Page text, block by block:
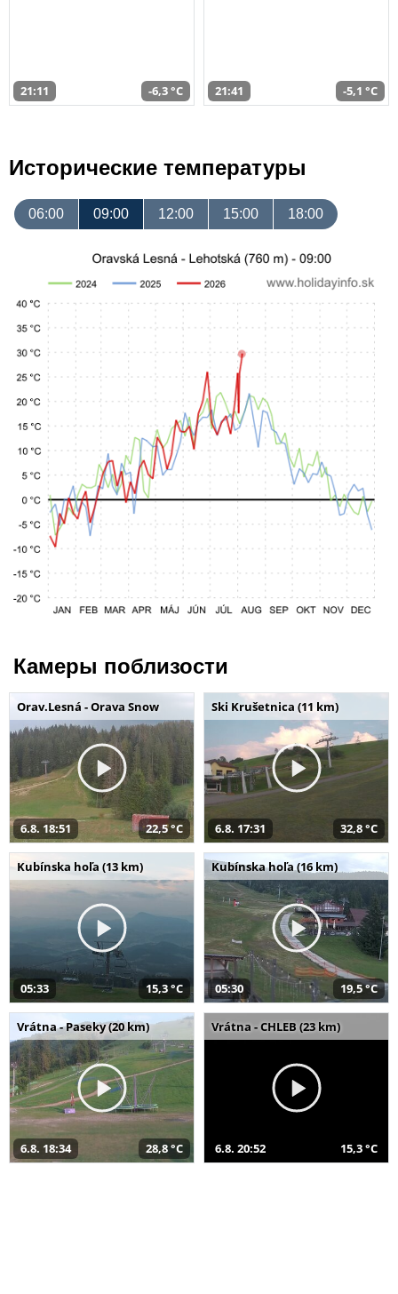
21:11 -6,3 °C 21:41 -5,1 °C
Исторические температуры
06:00 09:00 12:00 15:00 18:00
Камеры поблизости
Orav.Lesná - Orava Snow
6.8. 18:51 22,5 °C
Ski Krušetnica (11 km)
6.8. 17:31 32,8 °C
Kubínska hoľa (13 km)
05:33 15,3 °C
Kubínska hoľa (16 km)
05:30 19,5 °C
Vrátna - Paseky (20 km)
6.8. 18:34 28,8 °C
Vrátna - CHLEB (23 km)
6.8. 20:52 15,3 °C